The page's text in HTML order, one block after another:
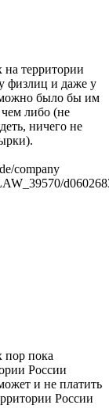
территории
физлиц и даже у
было бы им
либо (не
ничего не
company
пор пока
России
и не платить
России